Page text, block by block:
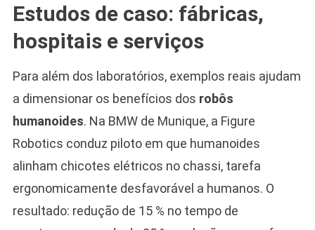
Estudos de caso: fábricas,
hospitais e serviços
Para além dos laboratórios, exemplos reais ajudam
a dimensionar os benefícios dos robôs
humanoides. Na BMW de Munique, a Figure
Robotics conduz piloto em que humanoides
alinham chicotes elétricos no chassi, tarefa
ergonomicamente desfavorável a humanos. O
resultado: redução de 15 % no tempo de